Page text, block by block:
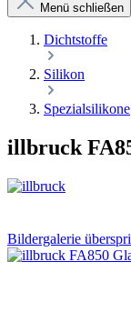
Menü schließen
Dichtstoffe
Silikon
Spezialsilikone
illbruck
Bildergalerie